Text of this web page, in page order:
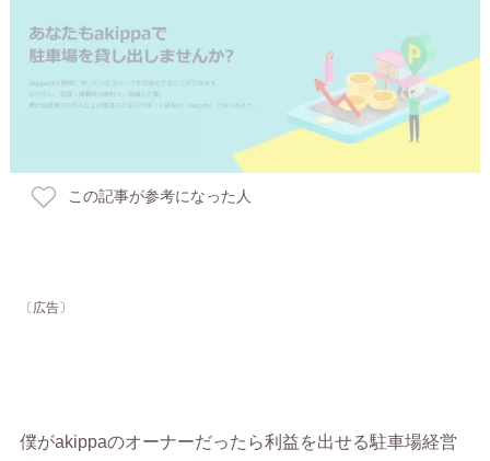
この記事が参考になった人
〔広告〕
僕がakippaのオーナーだったら利益を出せる駐車場経営